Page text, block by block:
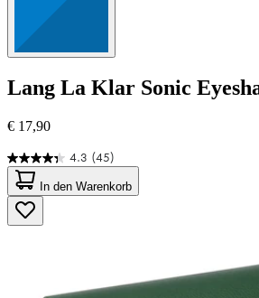
Lang La Klar Sonic
€ 17,90
4.3 (45)
4.3
von
5
Sternen.
45
In den Warenkorb